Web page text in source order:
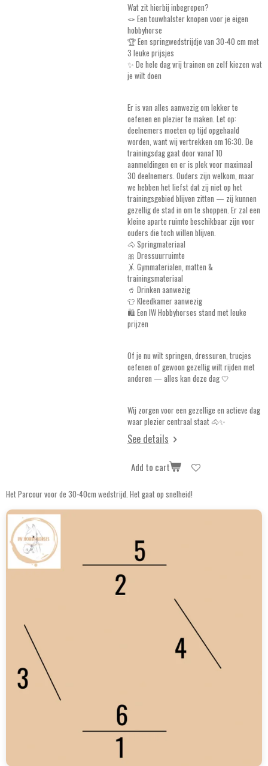
Wat zit hierbij inbegrepen?
🪢 Een touwhalster knopen voor je eigen
hobbyhorse
🏆 Een springwedstrijdje van 30-40 cm met
3 leuke prijsjes
✨ De hele dag vrij trainen en zelf kiezen wat
je wilt doen
Er is van alles aanwezig om lekker te
oefenen en plezier te maken. Let op:
deelnemers moeten op tijd opgehaald
worden, want wij vertrekken om 16:30. De
trainingsdag gaat door vanaf 10
aanmeldingen en er is plek voor maximaal
30 deelnemers. Ouders zijn welkom, maar
we hebben het liefst dat zij niet op het
trainingsgebied blijven zitten — zij kunnen
gezellig de stad in om te shoppen. Er zal een
kleine aparte ruimte beschikbaar zijn voor
ouders die toch willen blijven.
🐴 Springmateriaal
🎀 Dressuurruimte
🤸 Gymmaterialen, matten &
trainingsmateriaal
🥤 Drinken aanwezig
👕 Kleedkamer aanwezig
🛍️ Een IW Hobbyhorses stand met leuke
prijzen
Of je nu wilt springen, dressuren, trucjes
oefenen of gewoon gezellig wilt rijden met
anderen — alles kan deze dag 🤍
Wij zorgen voor een gezellige en actieve dag
waar plezier centraal staat 🐴✨
See details
Add to cart
Het Parcour voor de 30-40cm wedstrijd. Het gaat op snelheid!